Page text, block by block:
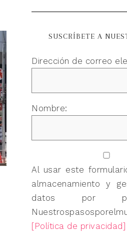
SUSCRÍBETE A
Dirección de correo
Nombre:
Al usar este
almacenamiento y
datos por
[Política de privacidad]